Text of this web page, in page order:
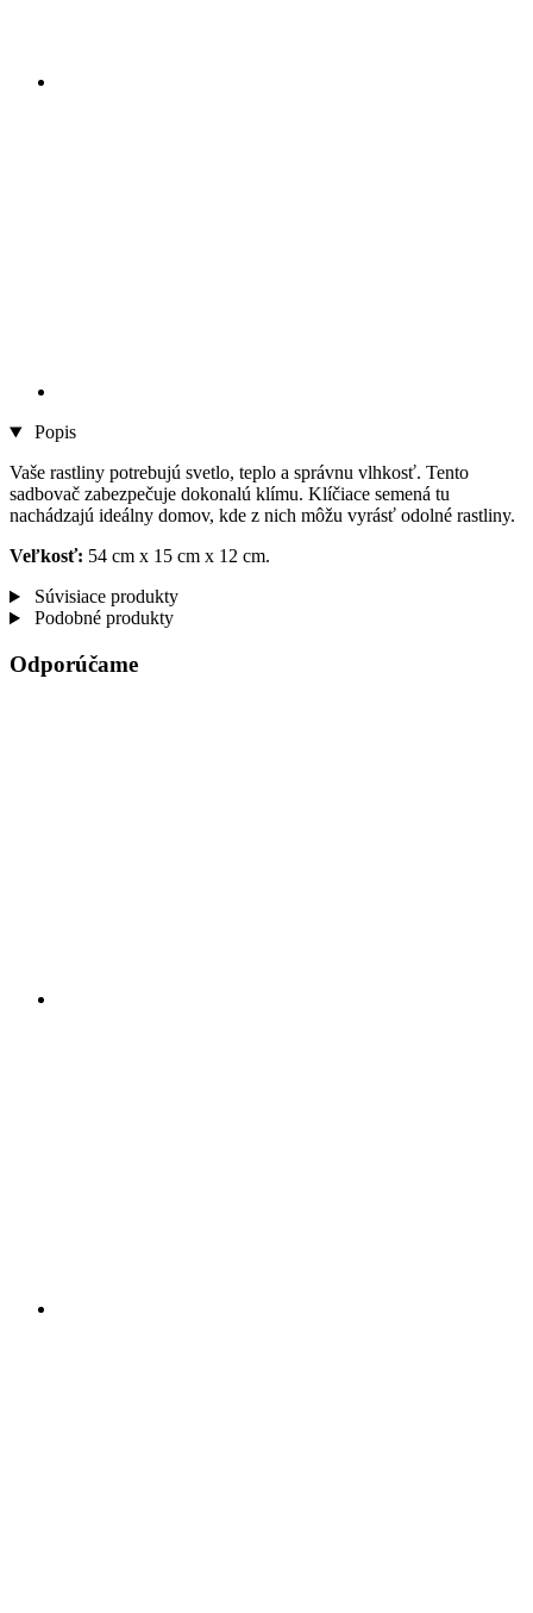
Popis
Vaše rastliny potrebujú svetlo, teplo a správnu vlhkosť. Tento
sadbovač zabezpečuje dokonalú klímu. Klíčiace semená tu
nachádzajú ideálny domov, kde z nich môžu vyrásť odolné rastliny.
Veľkosť: 54 cm x 15 cm x 12 cm.
Súvisiace produkty
Podobné produkty
Odporúčame